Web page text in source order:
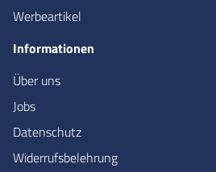
Werbeartikel
Informationen
Über uns
Jobs
Datenschutz
Widerrufsbelehrung